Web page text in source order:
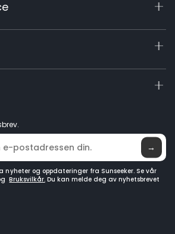
→
nyheter og oppdateringer fra Sunseeker. Se vår
Bruksvilkår.Du kan melde deg av nyhetsbrevet